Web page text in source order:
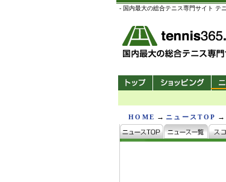
- 国内最大の総合テニス専門サイト テ
HOME → ニュースTOP